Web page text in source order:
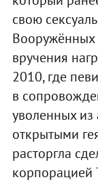
свою
вручения
2010, где
в
уволенных из
открытыми
расторгла
корпорацией